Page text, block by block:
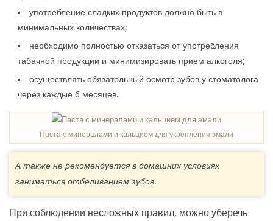
употребление сладких продуктов должно быть в
минимальных количествах;
необходимо полностью отказаться от употребления
табачной продукции и минимизировать прием алкоголя;
осуществлять обязательный осмотр зубов у стоматолога
через каждые 6 месяцев.
Паста с минералами и кальцием для укрепления эмали
А также не рекомендуется в домашних условиях
заниматься отбеливанием зубов.
При соблюдении несложных правил, можно уберечь